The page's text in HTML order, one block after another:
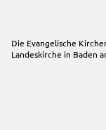
Die Evangelische
Landeskirche in Baden